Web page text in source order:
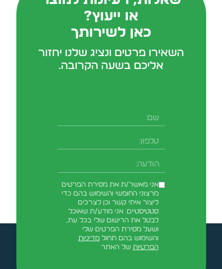
או ייעוץ?
כאן לשירותך
השאירו פרטים ונציג שלנו יחזור
אליכם בשעה הקרובה.
שם
טלפון
הודעה
אני מאשר/ת את מסירת הפרטים
מרצוני החופשי והשימוש בהם כדי
ליצור איתי קשר וכן לצרכים
סטטיסטיים. אני מודע/ת שאוכל
לבטל את הרישום שלי בכל עת,
ושעל מסירת הפרטים שלי
והשימוש בהם תחולמדיניות
הפרטיות של האתר